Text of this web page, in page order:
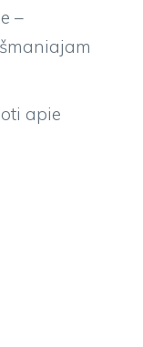
–
apie